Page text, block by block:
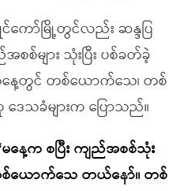
ော်မြို့တွင်လည်း ဆန္ဒပြ
စစ်များ သုံးပြီး ပစ်ခတ်ခဲ့
တွင် တစ်ယောက်သေ၊ တစ်
သခံများက ပြောသည်။
မနေ့က စပြီး ကျည်အစစ်သုံး
ယောက်သေ တယ်နော်။ တစ်